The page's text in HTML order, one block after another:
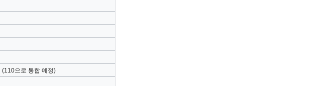
(110으로 통합 예정)